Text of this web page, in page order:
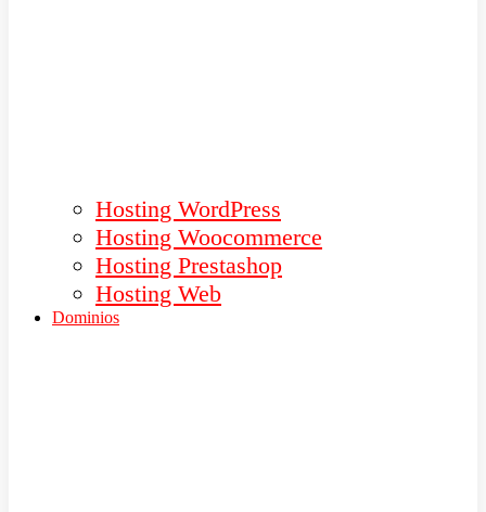
Hosting WordPress
Hosting Woocommerce
Hosting Prestashop
Hosting Web
Dominios